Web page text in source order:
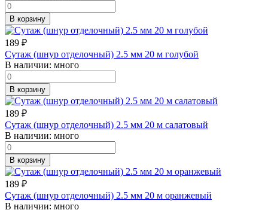
В корзину
189 ₽
Сутаж (шнур отделочный) 2.5 мм 20 м голубой
В наличии: много
В корзину
189 ₽
Сутаж (шнур отделочный) 2.5 мм 20 м салатовый
В наличии: много
В корзину
189 ₽
Сутаж (шнур отделочный) 2.5 мм 20 м оранжевый
В наличии: много